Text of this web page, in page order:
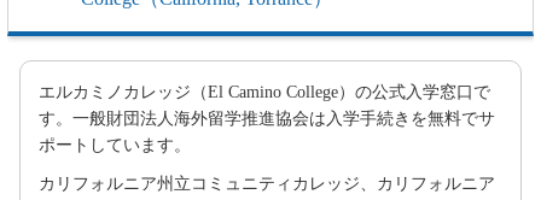
エルカミノカレッジ（El Camino College）の公式入学窓口で
す。一般財団法人海外留学推進協会は入学手続きを無料でサ
ポートしています。
カリフォルニア州立コミュニティカレッジ、カリフォルニア